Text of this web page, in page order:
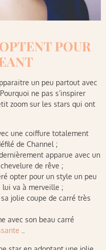
POUR
un peu partout avec
ne pas s’inspirer
zoom sur les stars qui ont
une coiffure totalement
de Channel ;
apparue avec un
de rêve ;
opter pour un style un peu
lui va à merveille ;
jolie coupe de carré très
avec son beau carré